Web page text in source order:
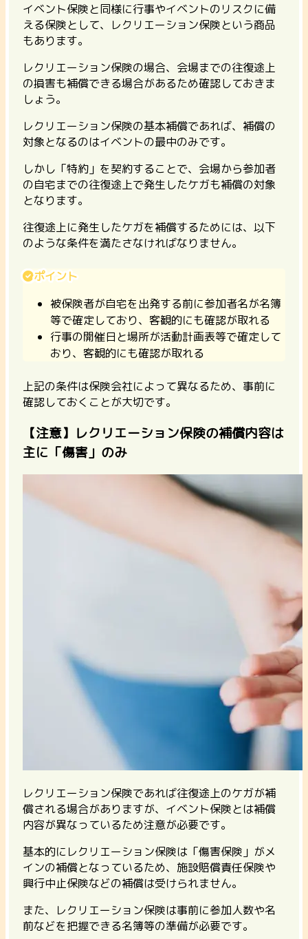
イベント保険と同様に行事やイベントのリスクに備
える保険として、レクリエーション保険という商品
もあります。
レクリエーション保険の場合、会場までの往復途上
の損害も補償できる場合があるため確認しておきま
しょう。
レクリエーション保険の基本補償であれば、補償の
対象となるのはイベントの最中のみです。
しかし 「特約」を契約することで、会場から参加者
の自宅までの往復途上で発生したケガも補償の対象
となります。
往復途上に発生したケガを補償するためには、以下
のような条件を満たさなければなりません。
ポイント
被保険者が自宅を出発する前に参加者名が名簿
等で確定しており、客観的にも確認が取れる
行事の開催日と場所が活動計画表等で確定して
おり、客観的にも確認が取れる
上記の条件は保険会社によって異なるため、事前に
確認しておくことが大切です。
【注意】レクリエーション保険の補償内容は
主に「傷害」のみ
レクリエーション保険であれば往復途上のケガが補
償される場合がありますが、イベント保険とは補償
内容が異なっているため注意が必要です。
基本的にレクリエーション保険は「傷害保険」がメ
インの補償となっているため、施設賠償責任保険や
興行中止保険などの補償は受けられません。
また、レクリエーション保険は事前に参加人数や名
前などを把握できる名簿等の準備が必要です。